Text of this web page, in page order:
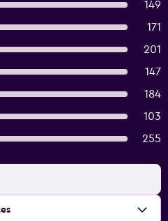
149
171
201
147
184
103
255